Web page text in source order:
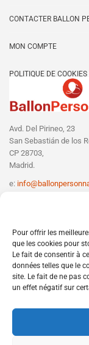
Pour offrir les
que les cookies pour
Le fait de consentir à
données telles que le
site. Le fait de ne pas
un effet négatif sur
CONTACTER BALLON
MON COMPTE
POLITIQUE DE
Avd. Del Pirineo, 23
San Sebastián de los
CP 28703,
Madrid.
e: